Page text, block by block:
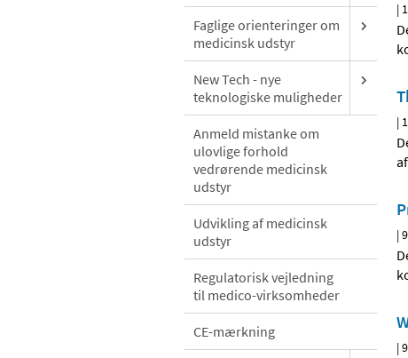
Faglige orienteringer om
medicinsk udstyr
New Tech - nye
teknologiske muligheder
Anmeld mistanke om
ulovlige forhold
vedrørende medicinsk
udstyr
Udvikling af medicinsk
udstyr
Regulatorisk vejledning
til medico-virksomheder
CE-mærkning
|
|
|
|